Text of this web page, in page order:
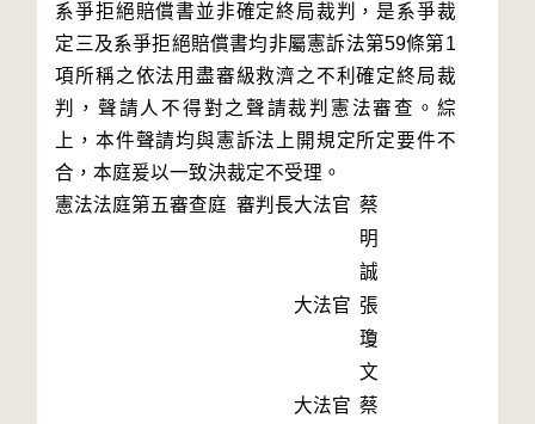
系爭拒絕賠償書並非確定終局裁判，是系爭裁
定三及系爭拒絕賠償書均非屬憲訴法第59條第1
項所稱之依法用盡審級救濟之不利確定終局裁
判，聲請人不得對之聲請裁判憲法審查。綜
上，本件聲請均與憲訴法上開規定所定要件不
合，本庭爰以一致決裁定不受理。
憲法法庭第五審查庭 審判長大法官 蔡
明
誠
大法官 張
瓊
文
大法官 蔡